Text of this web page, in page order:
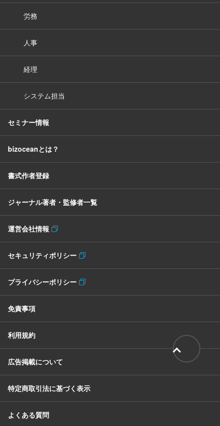
労務
人事
経理
システム担当
セミナー情報
bizoceanとは？
書式作者登録
ジャーナル著者・監修者一覧
運営会社情報
セキュリティポリシー
プライバシーポリシー
免責事項
利用規約
広告掲載について
特定商取引法に基づく表示
よくある質問